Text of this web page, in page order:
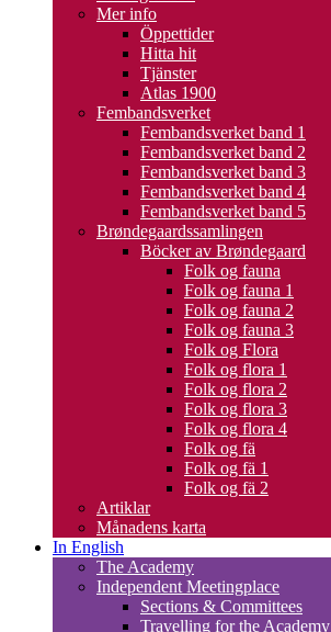
Mer info
Öppettider
Hitta hit
Tjänster
Atlas 1900
Fembandsverket
Fembandsverket band 1
Fembandsverket band 2
Fembandsverket band 3
Fembandsverket band 4
Fembandsverket band 5
Brøndegaardssamlingen
Böcker av Brøndegaard
Folk og fauna
Folk og fauna 1
Folk og fauna 2
Folk og fauna 3
Folk og Flora
Folk og flora 1
Folk og flora 2
Folk og flora 3
Folk og flora 4
Folk og fä
Folk og fä 1
Folk og fä 2
Artiklar
Månadens karta
In English
The Academy
Independent Meetingplace
Sections & Committees
Travelling for the Academy